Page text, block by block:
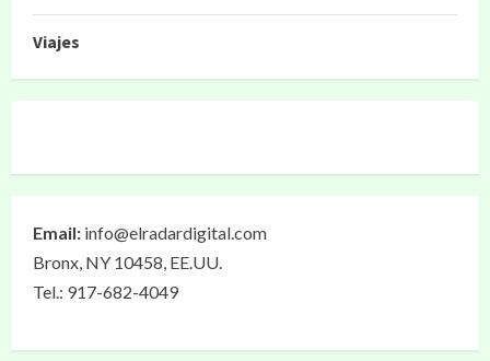
Viajes
Email: info@elradardigital.com
Bronx, NY 10458, EE.UU.
Tel.: 917-682-4049